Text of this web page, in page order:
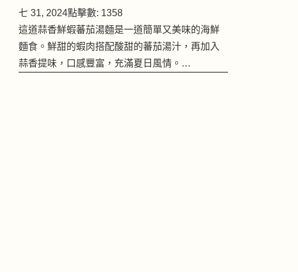
七 31, 2024點擊數: 1358
這道蒜香鮮蝦蕃茄湯麵是一道簡單又美味的海鮮
麵食。鮮甜的蝦肉搭配酸甜的蕃茄湯汁，再加入
蒜香提味，口感豐富，充滿夏日風情。…